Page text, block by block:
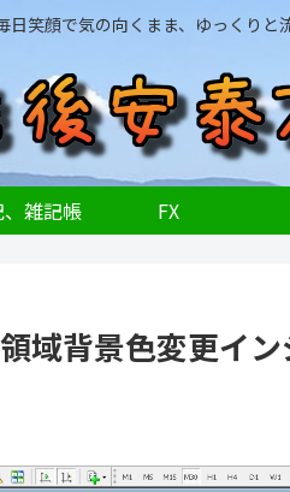
日笑顔で気の向くまま、ゆっくりと
、雑記帳 FX
域背景色変更イ